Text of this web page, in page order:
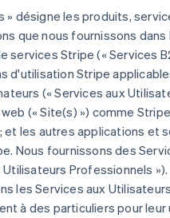
» désigne les produits,
que nous fournissons dans
services Stripe (« Services
d'utilisation Stripe
(« Services aux
(« Site(s) ») comme
et les autres applications et
Nous fournissons des
Professionnels »).
les Services aux
à des particuliers pour leur